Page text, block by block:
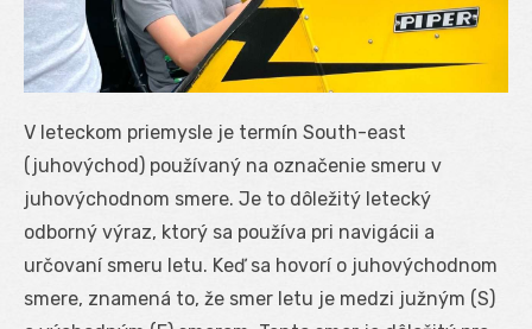
V leteckom priemysle je termín South-east
(juhovýchod) používaný na označenie smeru v
juhovýchodnom smere. Je to dôležitý letecký
odborný výraz, ktorý sa používa pri navigácii a
určovaní smeru letu. Keď sa hovorí o juhovýchodnom
smere, znamená to, že smer letu je medzi južným (S)